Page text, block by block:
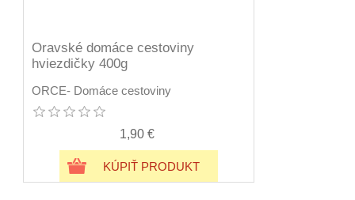
Oravské domáce cestoviny
hviezdičky 400g
ORCE- Domáce cestoviny
1,90 €
KÚPIŤ PRODUKT